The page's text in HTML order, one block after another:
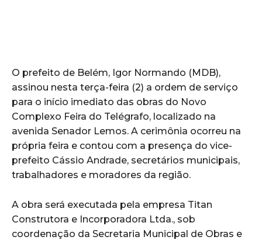
O prefeito de Belém, Igor Normando (MDB),
assinou nesta terça-feira (2) a ordem de serviço
para o início imediato das obras do Novo
Complexo Feira do Telégrafo, localizado na
avenida Senador Lemos. A cerimônia ocorreu na
própria feira e contou com a presença do vice-
prefeito Cássio Andrade, secretários municipais,
trabalhadores e moradores da região.
A obra será executada pela empresa Titan
Construtora e Incorporadora Ltda., sob
coordenação da Secretaria Municipal de Obras e